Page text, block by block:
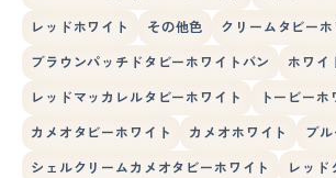
レッドホワイト その他色 クリームタビー
ブラウンパッチドタビーホワイトバン ホワイ
レッドマッカレルタビーホワイト トービーホ
カメオタビーホワイト カメオホワイト ブ
シェルクリームカメオタビーホワイト レッド